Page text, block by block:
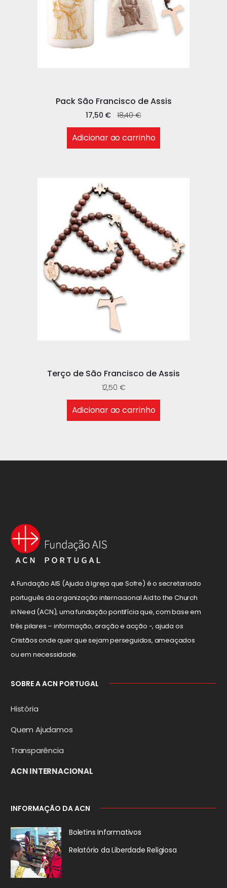
Pack São Francisco de Assis
18,40€
17,50 €
Adicionar ao carrinho
Terço de São Francisco de Assis
12,50 €
Adicionar ao carrinho
A Fundação AIS (Ajuda à Igreja que Sofre) é o secretariado
português da organização internacional Aid to the Church
in Need (ACN), uma fundação pontifícia que, com base em
três pilares – informação, oração e acção -, ajuda os
Cristãos onde quer que sejam perseguidos, ameaçados
ou em necessidade.
SOBRE A ACN PORTUGAL
História
Quem Ajudamos
Transparência
ACN INTERNACIONAL
INFORMAÇÃO DA ACN
Boletins Informativos
Relatório da Liberdade Religiosa